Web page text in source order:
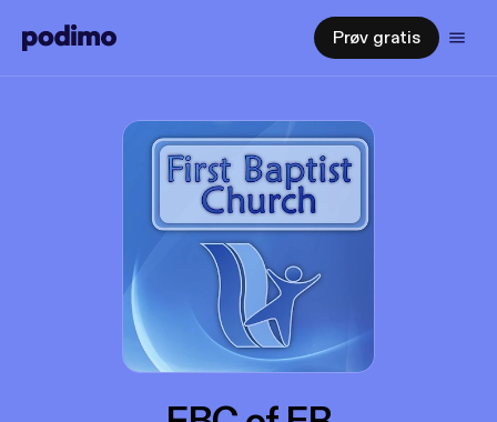
Prøv gratis